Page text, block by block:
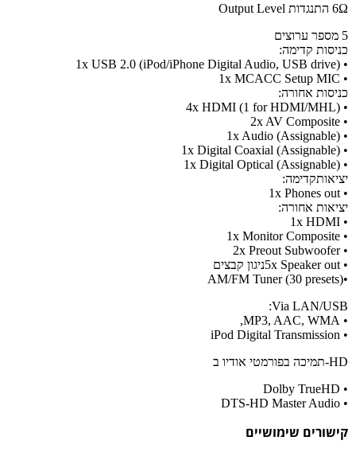
6Ω התנגדות Output Level
5 מספר ערוצים
כניסות קדימה:
• 1x USB 2.0 (iPod/iPhone Digital Audio, USB drive)
• 1x MCACC Setup MIC
כניסות אחורה:
• (4x HDMI (1 for HDMI/MHL
• 2x AV Composite
• (1x Audio (Assignable
• (1x Digital Coaxial (Assignable
• (1x Digital Optical (Assignable
יציאותקדימה:
• 1x Phones out
יציאות אחורה:
• 1x HDMI
• 1x Monitor Composite
• 2x Preout Subwoofer
• 5x Speaker outניגון קבצים
•(AM/FM Tuner (30 presets
Via LAN/USB:
• MP3, AAC, WMA,
• iPod Digital Transmission
HD-תמיכה בפורמטי אודיו ב
• Dolby TrueHD
• DTS-HD Master Audio
קישורים שימושיים